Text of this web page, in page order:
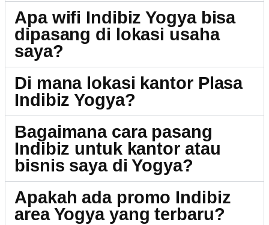
Apa wifi Indibiz Yogya bisa
dipasang di lokasi usaha
saya?
Di mana lokasi kantor Plasa
Indibiz Yogya?
Bagaimana cara pasang
Indibiz untuk kantor atau
bisnis saya di Yogya?
Apakah ada promo Indibiz
area Yogya yang terbaru?